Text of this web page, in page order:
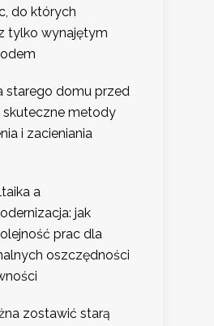
do których
tylko wynajętym
starego domu przed
skuteczne metody
i zacieniania
a
jak
prac dla
oszczędności
zostawić starą